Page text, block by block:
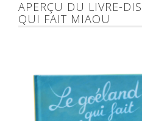
APERÇU DU LIVRE-
QUI FAIT MIAOU